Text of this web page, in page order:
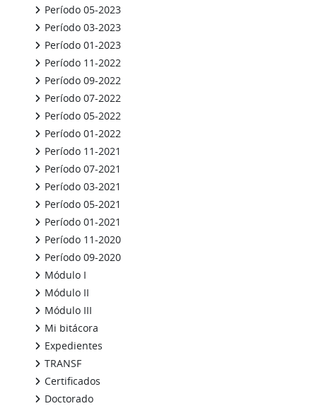
Período 05-2023
Período 03-2023
Período 01-2023
Período 11-2022
Período 09-2022
Período 07-2022
Período 05-2022
Período 01-2022
Período 11-2021
Período 07-2021
Período 03-2021
Período 05-2021
Período 01-2021
Período 11-2020
Período 09-2020
Módulo I
Módulo II
Módulo III
Mi bitácora
Expedientes
TRANSF
Certificados
Doctorado